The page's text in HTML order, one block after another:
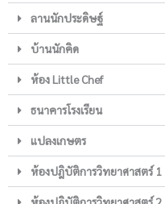
ลานนักประดิษฐ์
บ้านนักคิด
ห้อง Little Chef
ธนาคารโรงเรียน
แปลงเกษตร
ห้องปฎิบัติการวิทยาศาสตร์ 1